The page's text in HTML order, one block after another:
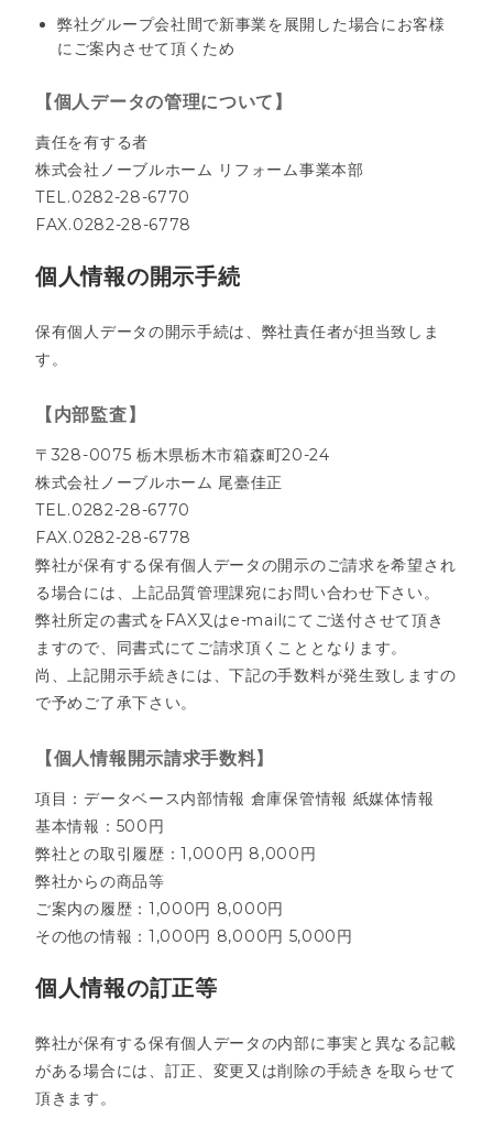
弊社グループ会社間で新事業を展開した場合にお客様
にご案内させて頂くため
【個人データの管理について】
責任を有する者
株式会社ノーブルホーム リフォーム事業本部
TEL.0282-28-6770
FAX.0282-28-6778
個人情報の開示手続
保有個人データの開示手続は、弊社責任者が担当致しま
す。
【内部監査】
〒328-0075 栃木県栃木市箱森町20-24
株式会社ノーブルホーム 尾臺佳正
TEL.0282-28-6770
FAX.0282-28-6778
弊社が保有する保有個人データの開示のご請求を希望され
る場合には、上記品質管理課宛にお問い合わせ下さい。
弊社所定の書式をFAX又はe-mailにてご送付させて頂き
ますので、同書式にてご請求頂くこととなります。
尚、上記開示手続きには、下記の手数料が発生致しますの
で予めご了承下さい。
【個人情報開示請求手数料】
項目：データベース内部情報 倉庫保管情報 紙媒体情報
基本情報：500円
弊社との取引履歴：1,000円 8,000円
弊社からの商品等
ご案内の履歴：1,000円 8,000円
その他の情報：1,000円 8,000円 5,000円
個人情報の訂正等
弊社が保有する保有個人データの内部に事実と異なる記載
がある場合には、訂正、変更又は削除の手続きを取らせて
頂きます。